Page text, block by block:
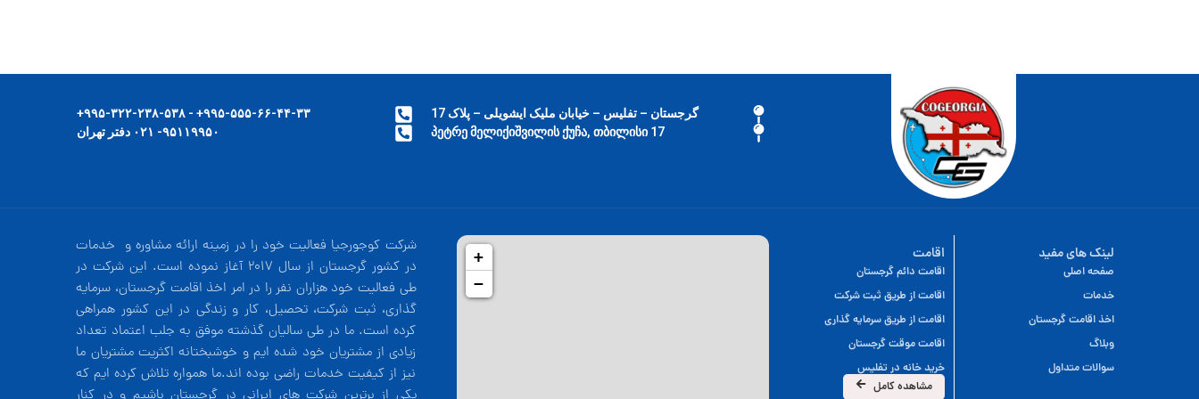
۹۹۵-۵۵۵-۶۶-۴۴-۳۳+ - ۹۹۵-۳۲۲-۲۳۸-۵۳۸+
۹۵۱۱۹۹۵۰- ۰۲۱ دفتر تهران
گرجستان – تفلیس – خیابان ملیک ایشویلی – پلاک 17
17 პეტრე მელიქიშვილის ქუჩა, თბილისი
شرکت کوجورجیا فعالیت خود را در زمینه ارائه مشاوره و خدمات
در کشور گرجستان از سال 2017 آغاز نموده است. این شرکت در
طی فعالیت خود هزاران نفر را در امر اخذ اقامت گرجستان، سرمایه
گذاری، ثبت شرکت، تحصیل، کار و زندگی در این کشور همراهی
کرده است. ما در طی سالیان گذشته موفق به جلب اعتماد تعداد
زیادی از مشتریان خود شده ایم و خوشبختانه اکثریت مشتریان ما
نیز از کیفیت خدمات راضی بوده اند.ما همواره تلاش کرده ایم که
+
−
اقامت
اقامت دائم گرجستان
اقامت از طریق ثبت شرکت
اقامت از طریق سرمایه گذاری
اقامت موقت گرجستان
خرید خانه در تفلیس
مشاهده کامل
لینک های مفید
صفحه اصلی
خدمات
اخذ اقامت گرجستان
وبلاگ
سوالات متداول